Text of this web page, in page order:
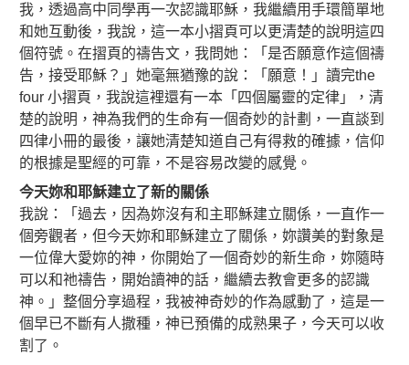
我，透過高中同學再一次認識耶穌，我繼續用手環簡單地
和她互動後，我說，這一本小摺頁可以更清楚的說明這四
個符號。在摺頁的禱告文，我問她：「是否願意作這個禱
告，接受耶穌？」她毫無猶豫的說：「願意！」讀完the
four 小摺頁，我說這裡還有一本「四個屬靈的定律」，清
楚的說明，神為我們的生命有一個奇妙的計劃，一直談到
四律小冊的最後，讓她清楚知道自己有得救的確據，信仰
的根據是聖經的可靠，不是容易改變的感覺。
今天妳和耶穌建立了新的關係
我說：「過去，因為妳沒有和主耶穌建立關係，一直作一
個旁觀者，但今天妳和耶穌建立了關係，妳讚美的對象是
一位偉大愛妳的神，你開始了一個奇妙的新生命，妳隨時
可以和祂禱告，開始讀神的話，繼續去教會更多的認識
神。」整個分享過程，我被神奇妙的作為感動了，這是一
個早已不斷有人撒種，神已預備的成熟果子，今天可以收
割了。